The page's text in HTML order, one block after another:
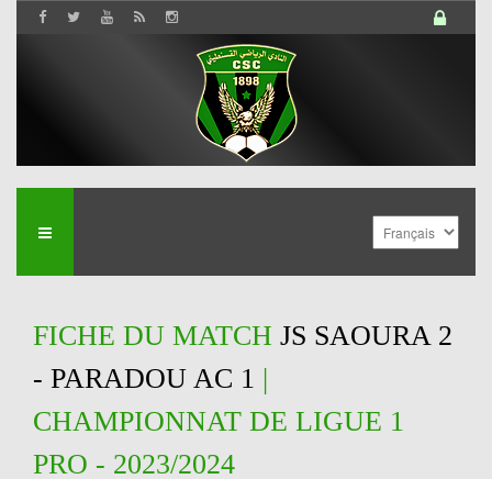
FICHE DU MATCH JS SAOURA 2
- PARADOU AC 1 |
CHAMPIONNAT DE LIGUE 1
PRO - 2023/2024